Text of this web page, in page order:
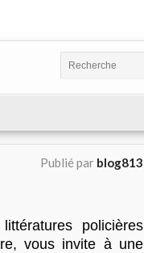
Publié par blog813
policières
vous invite à une